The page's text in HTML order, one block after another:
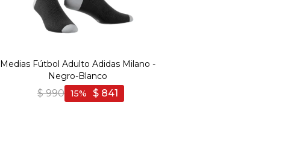
Medias Fútbol Adulto Adidas Milano -
Negro-Blanco
$ 990 $ 841
15